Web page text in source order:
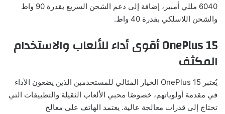
6040 مللي أمبير، إضافة إلى دعم الشحن السريع بقدرة 90 واط
والشحن اللاسلكي بقدرة 40 واط.
OnePlus 15 أقوى أداء للألعاب والاستخدام
المكثف
يُعتبر OnePlus 15 الخيار المثالي للمستخدمين الذين يضعون الأداء
في مقدمة أولوياتهم، خصوصًا محبي الألعاب الثقيلة والتطبيقات التي
تحتاج إلى قدرات معالجة عالية. يعتمد الهاتف على معالج